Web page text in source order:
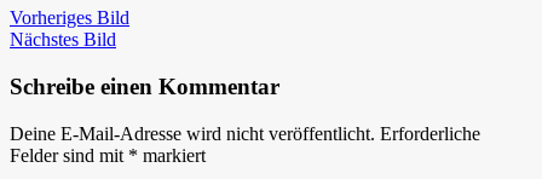
Vorheriges Bild
Nächstes Bild
Schreibe einen Kommentar
Deine E-Mail-Adresse wird nicht veröffentlicht. Erforderliche
Felder sind mit * markiert